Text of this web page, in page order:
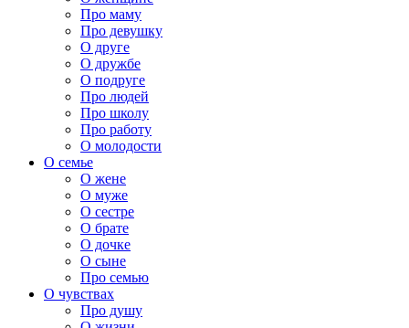
Про маму
Про девушку
О друге
О дружбе
О подруге
Про людей
Про школу
Про работу
О молодости
О семье
О жене
О муже
О сестре
О брате
О дочке
О сыне
Про семью
О чувствах
Про душу